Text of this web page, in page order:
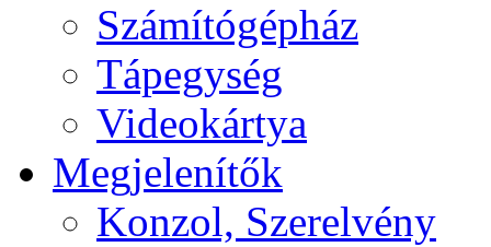
Számítógépház
Tápegység
Videokártya
Megjelenítők
Konzol, Szerelvény